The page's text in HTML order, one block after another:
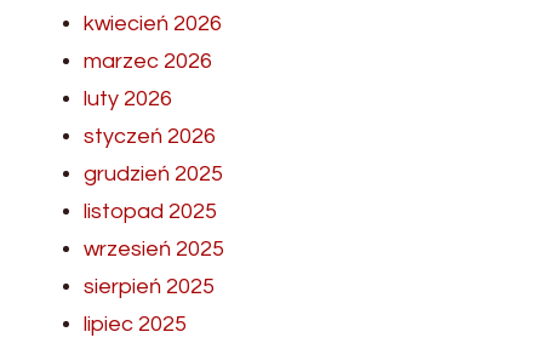
kwiecień 2026
marzec 2026
luty 2026
styczeń 2026
grudzień 2025
listopad 2025
wrzesień 2025
sierpień 2025
lipiec 2025